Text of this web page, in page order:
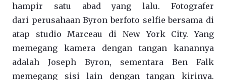
hampir satu abad yang lalu. Fotografer
dari perusahaan Byron berfoto selfie bersama di
atap studio Marceau di New York City. Yang
memegang kamera dengan tangan kanannya
adalah Joseph Byron, sementara Ben Falk
memegang sisi lain dengan tangan kirinya.